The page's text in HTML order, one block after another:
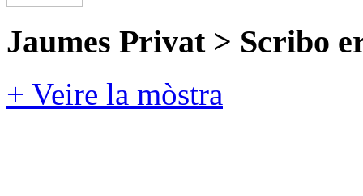
Jaumes Privat > Scribo
+ Veire la mòstra